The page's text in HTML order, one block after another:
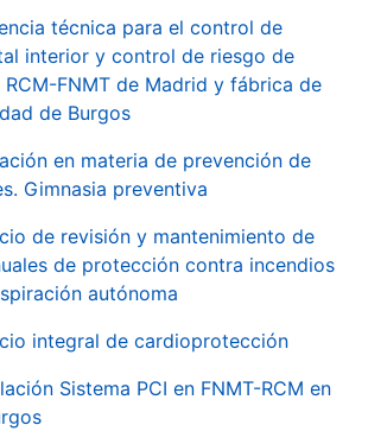
técnica para el control de
interior y control de riesgo de
RCM-FNMT de Madrid y fábrica de
de Burgos
en materia de prevención de
Gimnasia preventiva
de revisión y mantenimiento de
de protección contra incendios
autónoma
integral de cardioprotección
Sistema PCI en FNMT-RCM en